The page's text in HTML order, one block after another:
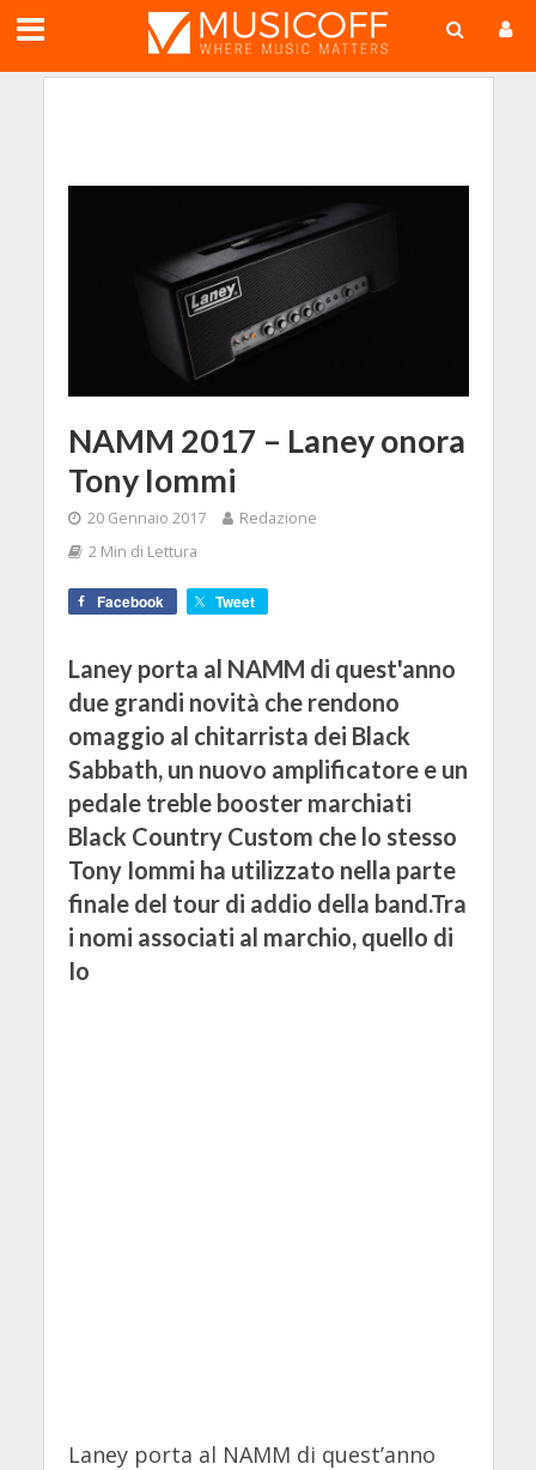
NAMM 2017 – Laney onora
Tony Iommi
20 Gennaio 2017
Redazione
2 Min di Lettura
Facebook Tweet
Laney porta al NAMM di quest'anno
due grandi novità che rendono
omaggio al chitarrista dei Black
Sabbath, un nuovo amplificatore e un
pedale treble booster marchiati
Black Country Custom che lo stesso
Tony Iommi ha utilizzato nella parte
finale del tour di addio della band.Tra
i nomi associati al marchio, quello di
Io
Laney porta al NAMM di quest’anno